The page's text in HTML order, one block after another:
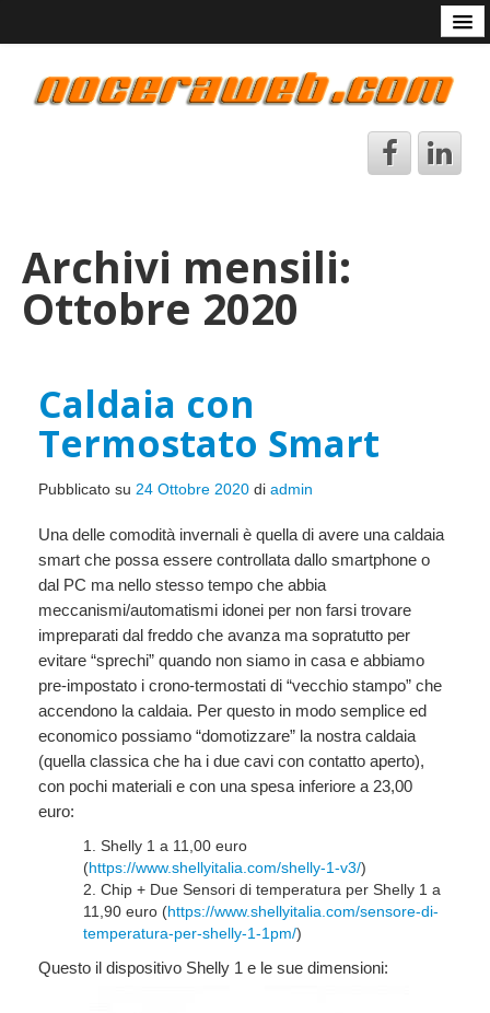
Contattami
Archivi mensili:
Ottobre 2020
Caldaia con
Termostato Smart
Pubblicato su 24 Ottobre 2020 di admin
Una delle comodità invernali è quella di avere una caldaia
smart che possa essere controllata dallo smartphone o
dal PC ma nello stesso tempo che abbia
meccanismi/automatismi idonei per non farsi trovare
impreparati dal freddo che avanza ma sopratutto per
evitare “sprechi” quando non siamo in casa e abbiamo
pre-impostato i crono-termostati di “vecchio stampo” che
accendono la caldaia. Per questo in modo semplice ed
economico possiamo “domotizzare” la nostra caldaia
(quella classica che ha i due cavi con contatto aperto),
con pochi materiali e con una spesa inferiore a 23,00
euro:
Shelly 1 a 11,00 euro
(https://www.shellyitalia.com/shelly-1-v3/)
Chip + Due Sensori di temperatura per Shelly 1 a
11,90 euro (https://www.shellyitalia.com/sensore-di-
temperatura-per-shelly-1-1pm/)
Questo il dispositivo Shelly 1 e le sue dimensioni: